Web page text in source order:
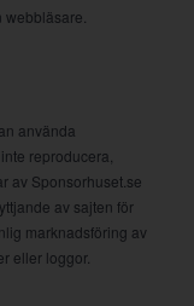
använda
reproducera,
av Sponsorhuset.se
av sajten för
marknadsföring av
eller loggor.